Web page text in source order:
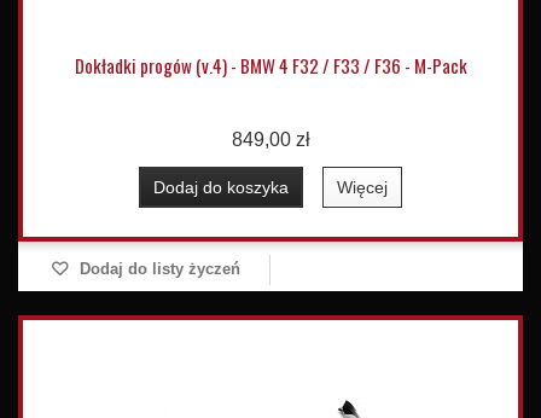
Dokładki progów (v.4) - BMW 4 F32 / F33 / F36 - M-Pack
849,00 zł
Dodaj do koszyka Więcej
Dodaj do listy życzeń